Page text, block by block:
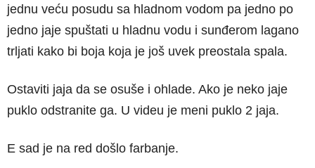
jednu veću posudu sa hladnom vodom pa jedno po
jedno jaje spuštati u hladnu vodu i sunđerom lagano
trljati kako bi boja koja je još uvek preostala spala.
Ostaviti jaja da se osuše i ohlade. Ako je neko jaje
puklo odstranite ga. U videu je meni puklo 2 jaja.
E sad je na red došlo farbanje.